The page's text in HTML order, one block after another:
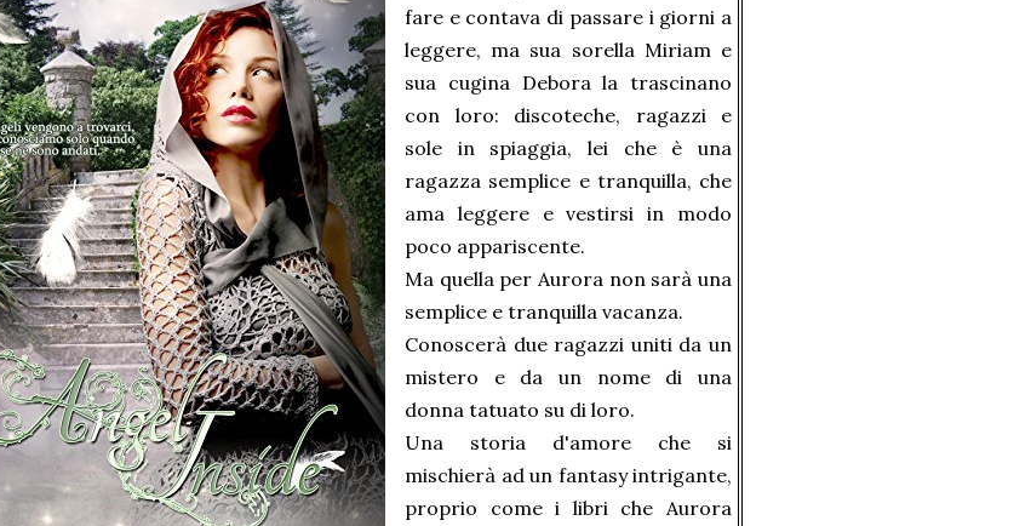
fare e contava di passare i giorni a
leggere, ma sua sorella Miriam e
sua cugina Debora la trascinano
con loro: discoteche, ragazzi e
sole in spiaggia, lei che è una
ragazza semplice e tranquilla, che
ama leggere e vestirsi in modo
poco appariscente.
Ma quella per Aurora non sarà una
semplice e tranquilla vacanza.
Conoscerà due ragazzi uniti da un
mistero e da un nome di una
donna tatuato su di loro.
Una storia d'amore che si
mischierà ad un fantasy intrigante,
proprio come i libri che Aurora